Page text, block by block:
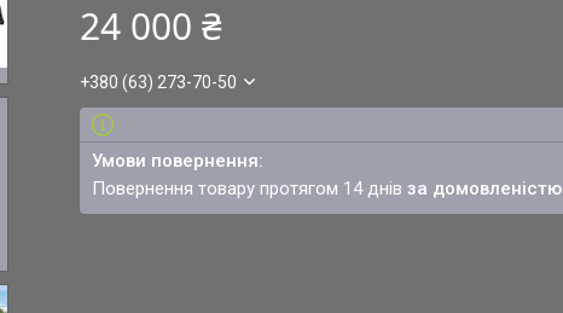
24 000 ₴
+380 (63) 273-70-50
повернення товару протягом 14 днівза домовленістю